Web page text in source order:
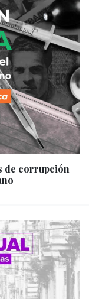
de corrupción